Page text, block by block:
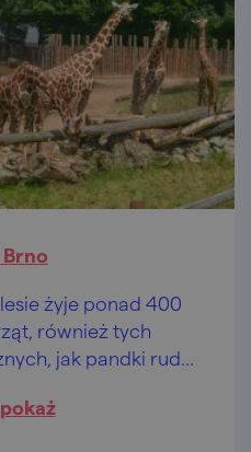
żyje ponad 400
również tych
jak pandki rude
pokaż